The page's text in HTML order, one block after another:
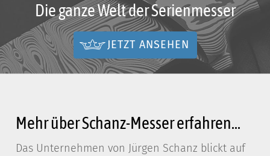
Die ganze Welt der Serienmesser
JETZT ANSEHEN
Mehr über Schanz-Messer erfahren...
Das Unternehmen von Jürgen Schanz blickt auf